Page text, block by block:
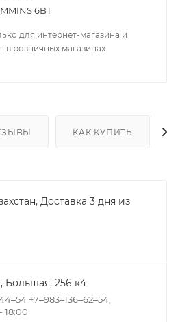
6BT
для интернет-магазина и
в розничных магазинах
КАК КУПИТЬ
Доставка 3 дня из
​Большая, 256 к4
+7‒983‒136‒62‒54,
18:00